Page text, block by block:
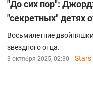
"До сих пор":
"секретных" детях
Восьмилетние
звездного отца.
3 октября 2025, 02:30 Stars